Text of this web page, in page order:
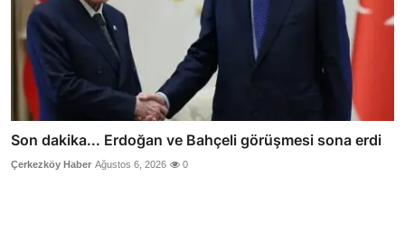
Son dakika... Erdoğan ve Bahçeli görüşmesi sona erdi
Çerkezköy Haber Ağustos 6, 2026 0